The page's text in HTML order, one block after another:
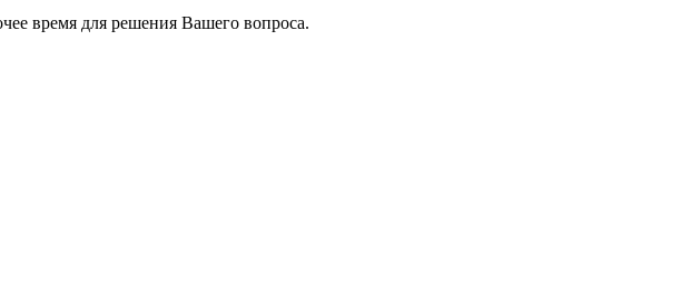
время для решения Вашего вопроса.